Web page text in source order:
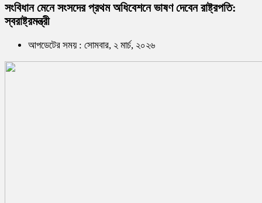
সংবিধান মেনে সংসদের প্রথম অধিবেশনে ভাষণ দেবেন রাষ্ট্রপতি:
স্বরাষ্ট্রমন্ত্রী
আপডেটের সময় : সোমবার, ২ মার্চ, ২০২৬